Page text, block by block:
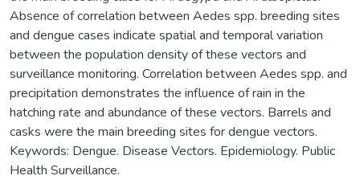
Absence of correlation between Aedes spp. breeding sites
and dengue cases indicate spatial and temporal variation
between the population density of these vectors and
surveillance monitoring. Correlation between Aedes spp. and
precipitation demonstrates the influence of rain in the
hatching rate and abundance of these vectors. Barrels and
casks were the main breeding sites for dengue vectors.
Keywords: Dengue. Disease Vectors. Epidemiology. Public
Health Surveillance.